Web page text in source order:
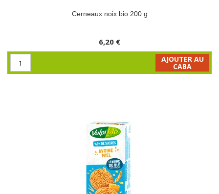
Cerneaux noix bio 200 g
6,20 €
AJOUTER AU
CABA